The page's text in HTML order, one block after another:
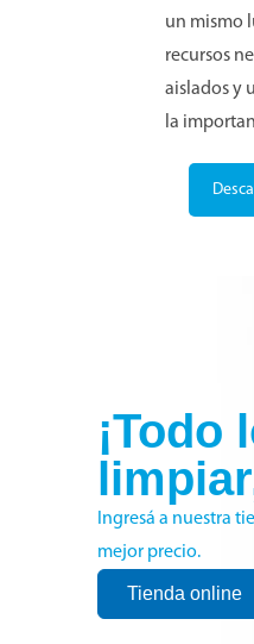
un mismo
recursos
aislados y
la
¡Todo
Ingresá a nuestra
mejor precio.
Tienda online